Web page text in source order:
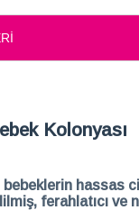
Kolonyası
bebeklerin hassas
ferahlatıcı ve